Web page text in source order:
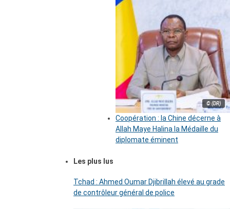
© (DR)
Coopération : la Chine décerne à
Allah Maye Halina la Médaille du
diplomate éminent
Les plus lus
Tchad : Ahmed Oumar Djibrillah élevé au grade
de contrôleur général de police